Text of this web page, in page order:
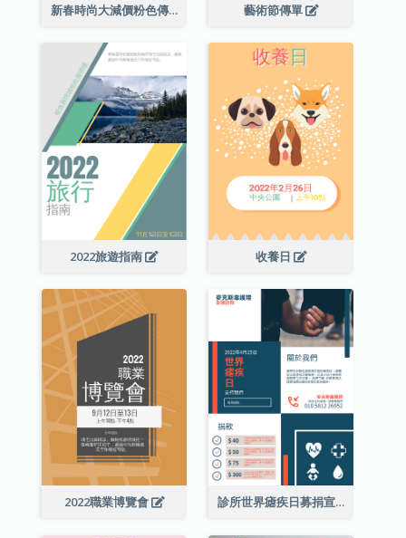
新春時尚大減價粉色傳單 藝術節傳單
2022旅遊指南 收養日
2022職業博覽會 診所世界瘧疾日募捐宣傳單張